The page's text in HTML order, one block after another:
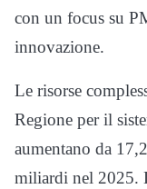
con un focus su
innovazione.
Le risorse
Regione per il
aumentano da
miliardi nel 2025.